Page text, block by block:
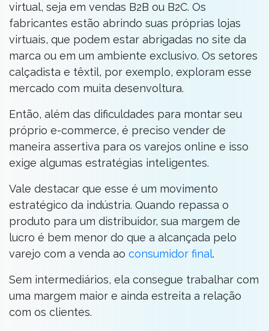
virtual, seja em vendas B2B ou B2C. Os
fabricantes estão abrindo suas próprias lojas
virtuais, que podem estar abrigadas no site da
marca ou em um ambiente exclusivo. Os setores
calçadista e têxtil, por exemplo, exploram esse
mercado com muita desenvoltura.
Então, além das dificuldades para montar seu
próprio e-commerce, é preciso vender de
maneira assertiva para os varejos online e isso
exige algumas estratégias inteligentes.
Vale destacar que esse é um movimento
estratégico da indústria. Quando repassa o
produto para um distribuidor, sua margem de
lucro é bem menor do que a alcançada pelo
varejo com a venda ao consumidor final.
Sem intermediários, ela consegue trabalhar com
uma margem maior e ainda estreita a relação
com os clientes.